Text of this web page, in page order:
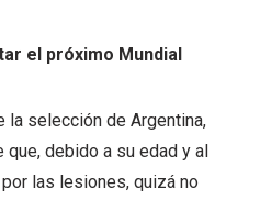
el próximo Mundial
la selección de Argentina,
debido a su edad y al
las lesiones, quizá no